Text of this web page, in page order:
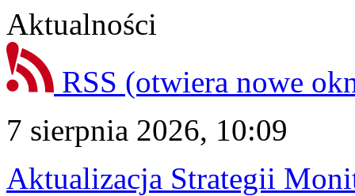
Aktualności
RSS (otwiera nowe
7 sierpnia 2026, 10:09
Aktualizacja Strategii